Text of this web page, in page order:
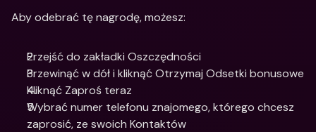
Aby odebrać tę nagrodę, możesz:
Przejść do zakładki Oszczędności
Przewinąć w dół i kliknąć Otrzymaj Odsetki bonusowe
Kliknąć Zaproś teraz
Wybrać numer telefonu znajomego, którego chcesz
zaprosić, ze swoich Kontaktów